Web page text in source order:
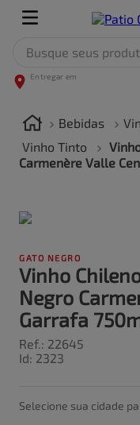
Bebidas
Vinho Tinto
Carmenère Valle
GATO NEGRO
Vinho
Negro
Garrafa
Ref. : 22645
Id: 2323
Selecione sua cidade
TERMOS MAIS
2º
3º
café